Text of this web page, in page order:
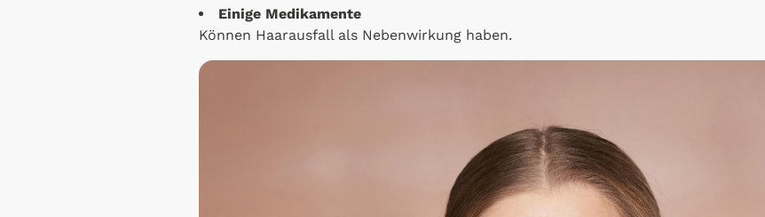
Einige Medikamente
Können Haarausfall als Nebenwirkung haben.